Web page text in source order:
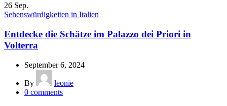
26 Sep.
Sehenswürdigkeiten in Italien
Entdecke die Schätze im Palazzo dei Priori in
Volterra
September 6, 2024
By
leonie
0 comments